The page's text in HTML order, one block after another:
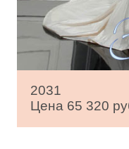
2031
Цена 65 320